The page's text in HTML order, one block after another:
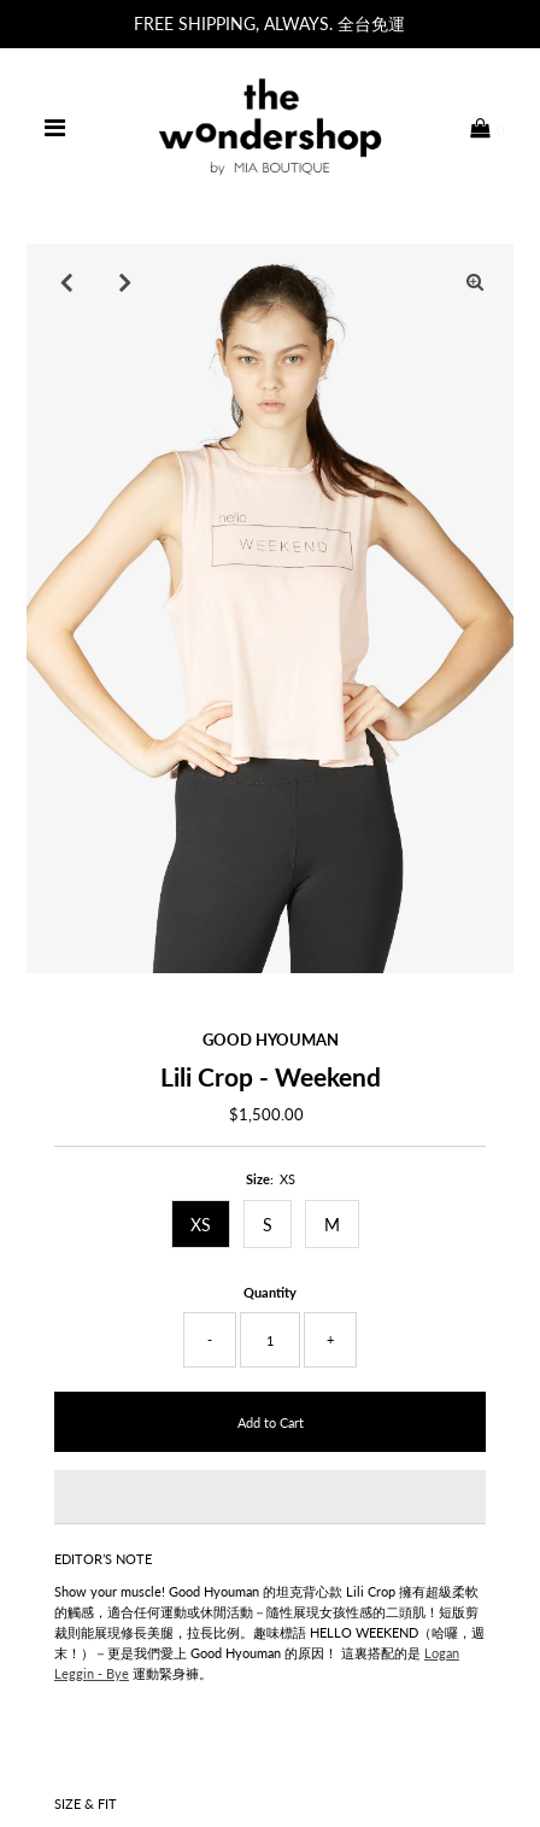
FREE SHIPPING, ALWAYS. 全台免運
GOOD HYOUMAN
Lili Crop - Weekend
Regular
$1,500.00
Size: XS
XS S M
Quantity
- +
EDITOR’S NOTE
Show your muscle! Good Hyouman 的坦克背心款 Lili Crop 擁有超級柔軟
的觸感，適合任何運動或休閒活動－隨性展現女孩性感的二頭肌！短版剪
裁則能展現修長美腿，拉長比例。趣味標語 HELLO WEEKEND（哈囉，週
末！）－更是我們愛上 Good Hyouman 的原因！ 這裏搭配的是 Logan
Leggin - Bye運動緊身褲。
SIZE & FIT